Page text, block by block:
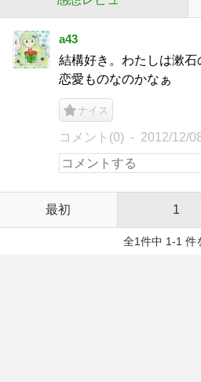
a43
結構好き。わたしは漱石
恋愛ものなのかなぁ
ナイス
コメント(0) 2012/12/
最初 1
全1件中 1-1 件